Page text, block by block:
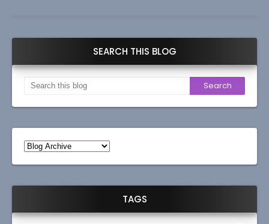
SEARCH THIS BLOG
TAGS